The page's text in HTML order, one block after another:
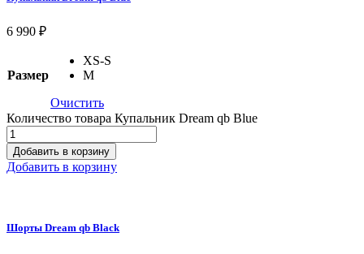
6 990 ₽
Размер
XS-S
M
Очистить
Количество товара Купальник Dream qb Blue
Добавить в корзину
Добавить в корзину
Шорты Dream qb Black